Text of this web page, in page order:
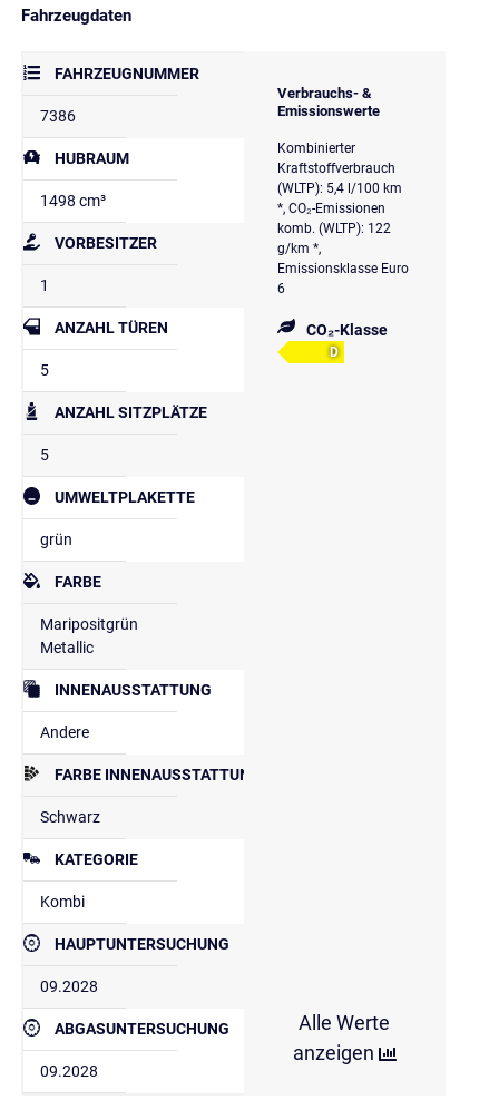
Fahrzeugdaten
FAHRZEUGNUMMER
7386
HUBRAUM
1498 cm³
VORBESITZER
1
ANZAHL TÜREN
5
ANZAHL SITZPLÄTZE
5
UMWELTPLAKETTE
grün
FARBE
Maripositgrün
Metallic
INNENAUSSTATTUNG
Andere
FARBE INNENAUSSTATTUNG
Schwarz
KATEGORIE
Kombi
HAUPTUNTERSUCHUNG
09.2028
ABGASUNTERSUCHUNG
09.2028
Verbrauchs- &
Emissionswerte
Kombinierter
Kraftstoffverbrauch
(WLTP): 5,4 l/100 km
*, CO₂-Emissionen
komb. (WLTP): 122
g/km *,
Emissionsklasse Euro
6
CO₂-Klasse
D
Alle Werte
anzeigen